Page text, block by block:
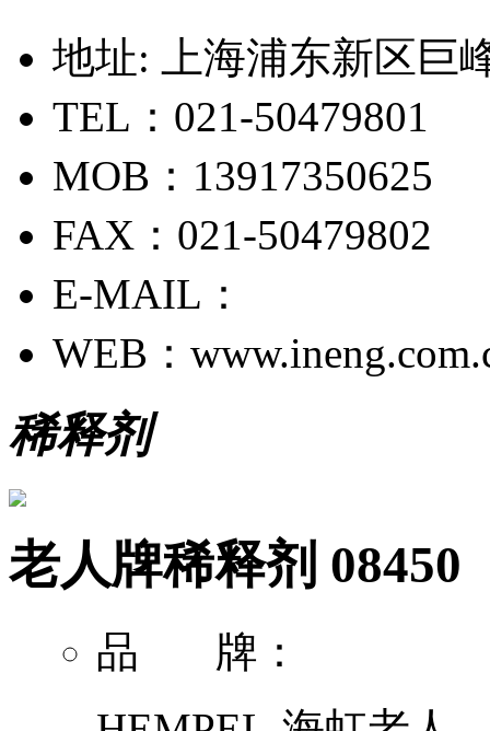
地址: 上海浦东新区巨
TEL：021-50479801
MOB：13917350625
FAX：021-50479802
E-MAIL：
WEB：
稀释剂
老人牌稀释剂 08450
品 牌：